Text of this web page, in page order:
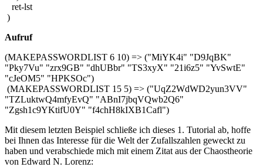
ret-lst
)
Aufruf
(MAKEPASSWORDLIST 6 10) => ("MiYK4i" "D9JqBK"
"Pky7Vu" "zrx9GB" "dhUBbr" "TS3xyX" "21i6z5" "YvSwtE"
"cJeOM5" "HPKSOc")
(MAKEPASSWORDLIST 15 5) => ("UqZ2WdWD2yun3VV"
"TZLuktwQ4mfyEvQ" "ABnI7jbqVQwb2Q6"
"Zgsh1c9YKtifU0Y" "f4chH8kIXB1Cafl")
Mit diesem letzten Beispiel schließe ich dieses 1. Tutorial ab, hoffe
bei Ihnen das Interesse für die Welt der Zufallszahlen geweckt zu
haben und verabschiede mich mit einem Zitat aus der Chaostheorie
von Edward N. Lorenz: